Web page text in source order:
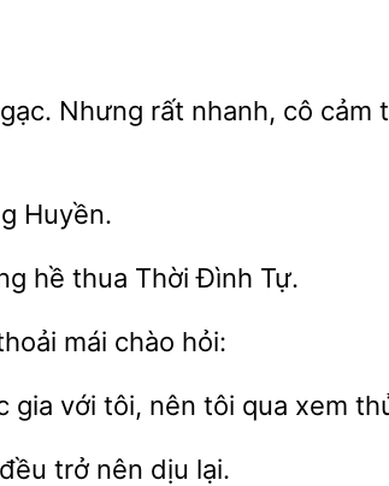
Nhưng rất nhanh, cảm
Huyền.
hề thua Thời Đình Tự.
mái chào hỏi:
gia với tôi, nên tôi xem
trở dịu lại.